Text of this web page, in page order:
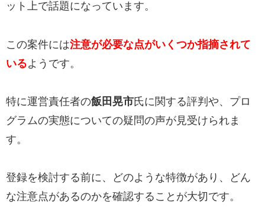
ット上で話題になっています。
この案件には注意が必要な点がいくつか指摘されて
いる ようです。
特に運営責任者の飯田晃市氏に関する評判や、プロ
グラムの実態についての疑問の声が見受けられま
す。
登録を検討する前に、どのような特徴があり、どん
な注意点があるのかを確認することが大切です。